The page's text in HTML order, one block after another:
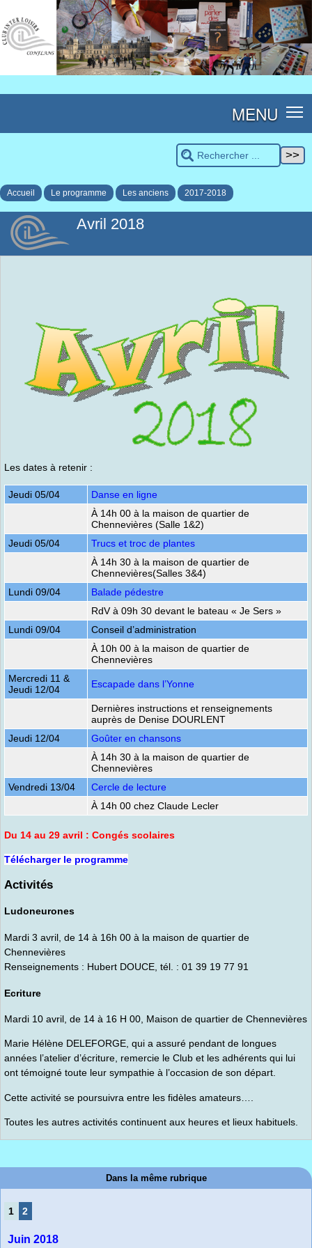
MENU
Accueil Le programme Les anciens 2017-2018
Avril 2018
Les dates à retenir :
Jeudi 05/04
Danse en ligne
À 14h 00 à la maison de quartier de
Chennevières (Salle 1&2)
Jeudi 05/04
Trucs et troc de plantes
À 14h 30 à la maison de quartier de
Chennevières(Salles 3&4)
Lundi 09/04
Balade pédestre
RdV à 09h 30 devant le bateau « Je Sers »
Lundi 09/04
Conseil d’administration
À 10h 00 à la maison de quartier de
Chennevières
Mercredi 11 &
Jeudi 12/04
Escapade dans l’Yonne
Dernières instructions et renseignements
auprès de Denise DOURLENT
Jeudi 12/04
Goûter en chansons
À 14h 30 à la maison de quartier de
Chennevières
Vendredi 13/04
Cercle de lecture
À 14h 00 chez Claude Lecler
Du 14 au 29 avril : Congés scolaires
Télécharger le programme
Activités
Ludoneurones
Mardi 3 avril, de 14 à 16h 00 à la maison de quartier de
Chennevières
Renseignements : Hubert DOUCE, tél. : 01 39 19 77 91
Ecriture
Mardi 10 avril, de 14 à 16 H 00, Maison de quartier de Chennevières
Marie Hélène DELEFORGE, qui a assuré pendant de longues
années l’atelier d’écriture, remercie le Club et les adhérents qui lui
ont témoigné toute leur sympathie à l’occasion de son départ.
Cette activité se poursuivra entre les fidèles amateurs….
Toutes les autres activités continuent aux heures et lieux habituels.
Dans la même rubrique
1 2
Juin 2018